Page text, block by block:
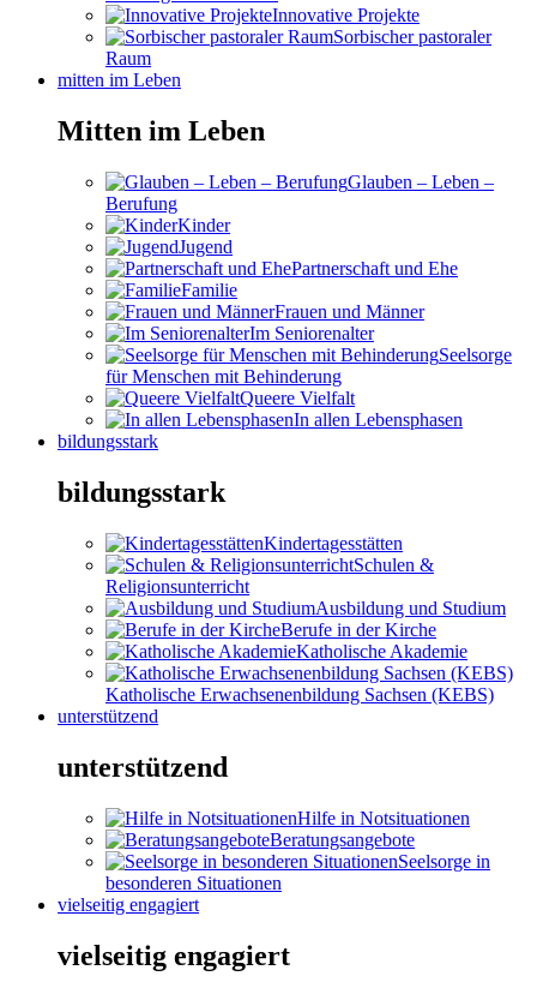
Innovative Projekte
Sorbischer pastoraler
Raum
mitten im Leben
Mitten im Leben
Glauben – Leben –
Berufung
Kinder
Jugend
Partnerschaft und Ehe
Familie
Frauen und Männer
Im Seniorenalter
Seelsorge
für Menschen mit Behinderung
Queere Vielfalt
In allen Lebensphasen
bildungsstark
bildungsstark
Kindertagesstätten
Schulen &
Religionsunterricht
Ausbildung und Studium
Berufe in der Kirche
Katholische Akademie
Katholische Erwachsenenbildung Sachsen (KEBS)
unterstützend
unterstützend
Hilfe in Notsituationen
Beratungsangebote
Seelsorge in
besonderen Situationen
vielseitig engagiert
vielseitig engagiert